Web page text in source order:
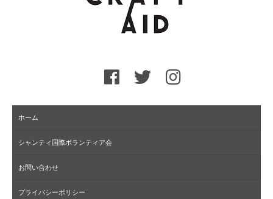
ホーム
シャンティ国際ボランティア会
お問い合わせ
プライバシーポリシー